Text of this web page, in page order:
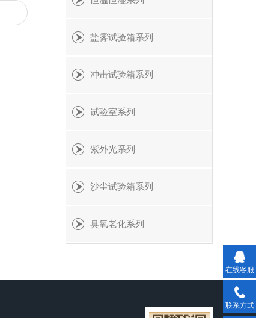
盐雾试验箱系列
冲击试验箱系列
试验室系列
紫外光系列
沙尘试验箱系列
臭氧老化系列
在线客服
联系方式